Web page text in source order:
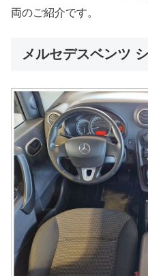
両のご紹介です。
メルセデスベンツ